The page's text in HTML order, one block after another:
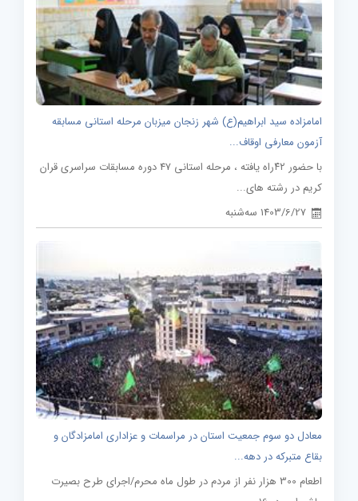
امامزاده سید ابراهیم(ع) شهر زنجان میزبان مرحله استانی مسابقه
آزمون معارفی اوقاف...
با حضور ۴۲راه یافته ، مرحله استانی 47 دوره مسابقات سراسری قران
کریم در رشته های...
1403/6/27 سه‌شنبه
معادل دو سوم جمعیت استان در مراسمات و عزاداری امامزادگان و
بقاع متبرکه در دهه...
اطعام 300 هزار نفر از مردم در طول ماه محرم/اجرای طرح بصیرت